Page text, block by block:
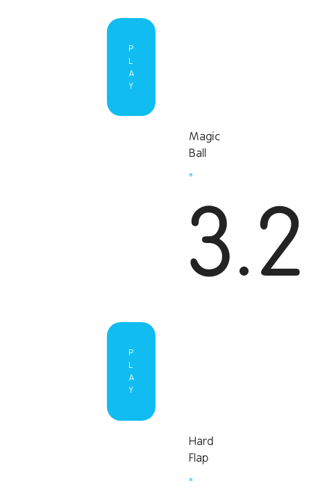
P
L
A
Y
Magic
Ball
3.2
P
L
A
Y
Hard
Flap